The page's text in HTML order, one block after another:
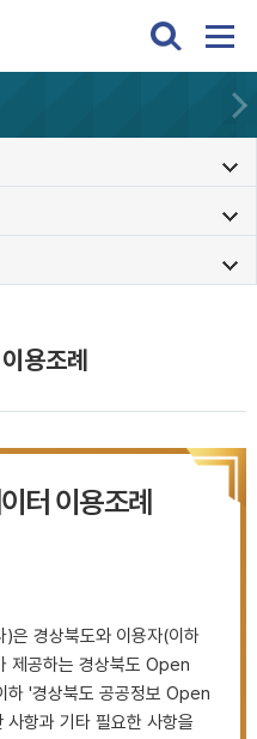
용조례
터 이용조례
은 경상북도와 이용자(이하
제공하는 경상북도 Open
'경상북도 공공정보 Open
항과 기타 필요한 사항을